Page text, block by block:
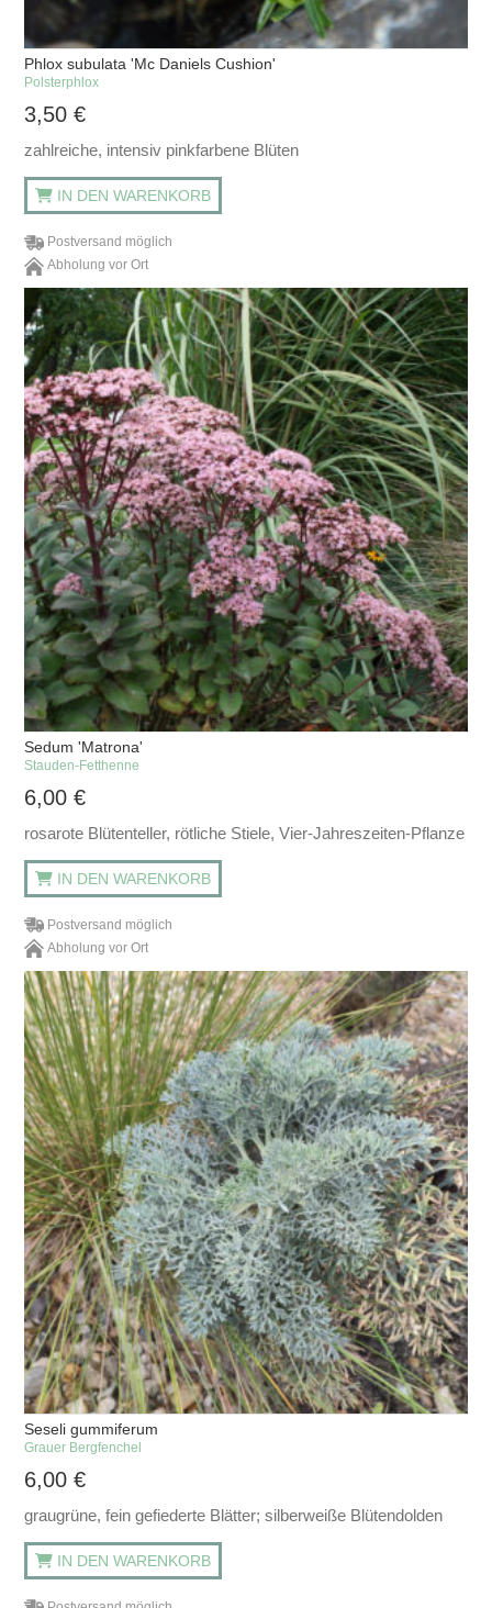
Phlox subulata 'Mc Daniels Cushion'
Polsterphlox
3,50€
zahlreiche, intensiv pinkfarbene Blüten
IN DEN WARENKORB
Postversand möglich
Abholung vor Ort
Sedum 'Matrona'
Stauden-Fetthenne
6,00€
rosarote Blütenteller, rötliche Stiele, Vier-Jahreszeiten-Pflanze
IN DEN WARENKORB
Postversand möglich
Abholung vor Ort
Seseli gummiferum
Grauer Bergfenchel
6,00€
graugrüne, fein gefiederte Blätter; silberweiße Blütendolden
IN DEN WARENKORB